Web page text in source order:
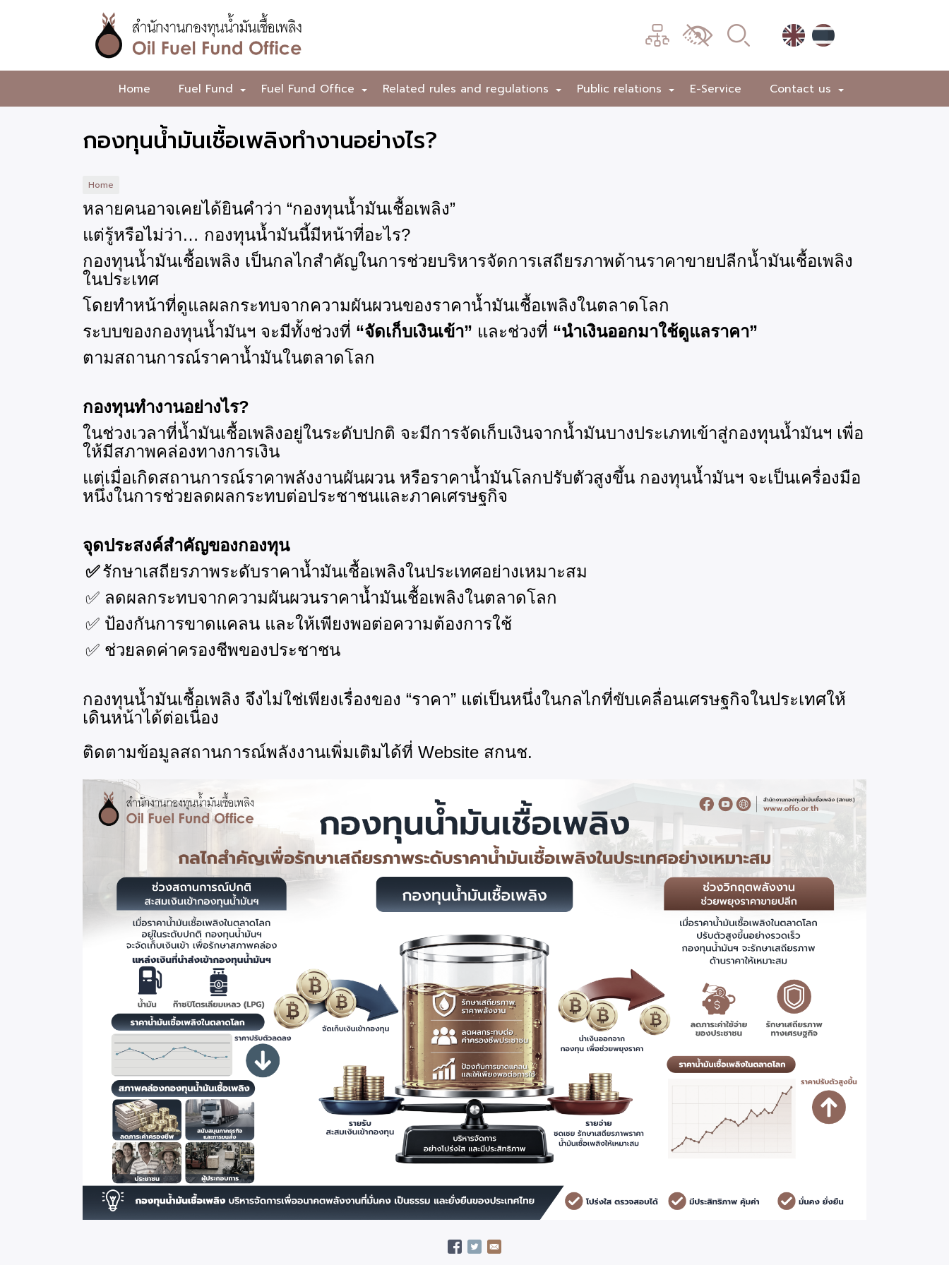
สำนักงาน
กองทุน
น้ำมัน
เพลิง
เมนู
เปลี่ยน
ผล
Home +
Fuel Fund +
Fuel Fund Office +
Related rules and regulations +
Public relations E-Service +
Contact us
กองทุนน้ำมันเชื้อเพลิงทำงานอย่างไร?
Home
หลายคนอาจเคยได้ยินคำว่า “กองทุนน้ำมันเชื้อเพลิง”
แต่รู้หรือไม่ว่า… กองทุนน้ำมันนี้มีหน้าที่อะไร?
กองทุนน้ำมันเชื้อเพลิง เป็นกลไกสำคัญในการช่วยบริหารจัดการเสถียรภาพด้านราคาขายปลีกน้ำมันเชื้อเพลิง
ในประเทศ
โดยทำหน้าที่ดูแลผลกระทบจากความผันผวนของราคาน้ำมันเชื้อเพลิงในตลาดโลก
ระบบของกองทุนน้ำมันฯ จะมีทั้งช่วงที่ “จัดเก็บเงินเข้า” และช่วงที่ “นำเงินออกมาใช้ดูแลราคา”
ตามสถานการณ์ราคาน้ำมันในตลาดโลก
กองทุนทำงานอย่างไร?
ในช่วงเวลาที่น้ำมันเชื้อเพลิงอยู่ในระดับปกติ จะมีการจัดเก็บเงินจากน้ำมันบางประเภทเข้าสู่กองทุนน้ำมันฯ เพื่อ
ให้มีสภาพคล่องทางการเงิน
แต่เมื่อเกิดสถานการณ์ราคาพลังงานผันผวน หรือราคาน้ำมันโลกปรับตัวสูงขึ้น กองทุนน้ำมันฯ จะเป็นเครื่องมือ
หนึ่งในการช่วยลดผลกระทบต่อประชาชนและภาคเศรษฐกิจ
จุดประสงค์สำคัญของกองทุน
✅รักษาเสถียรภาพระดับราคาน้ำมันเชื้อเพลิงในประเทศอย่างเหมาะสม
✅ ลดผลกระทบจากความผันผวนราคาน้ำมันเชื้อเพลิงในตลาดโลก
✅ ป้องกันการขาดแคลน และให้เพียงพอต่อความต้องการใช้
✅ ช่วยลดค่าครองชีพของประชาชน
กองทุนน้ำมันเชื้อเพลิง จึงไม่ใช่เพียงเรื่องของ “ราคา” แต่เป็นหนึ่งในกลไกที่ขับเคลื่อนเศรษฐกิจในประเทศให้
เดินหน้าได้ต่อเนื่อง
ติดตามข้อมูลสถานการณ์พลังงานเพิ่มเติมได้ที่ Website สกนช.